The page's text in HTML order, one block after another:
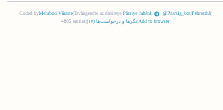
Coded byMehrbod Vâraste|Tavângerefte az dabireye Pârsiye Jahâni| @Paarsig_bot|Pehresthâ|
4885 entries
نگرها و درخواست‌ها (١٧) Add to browser